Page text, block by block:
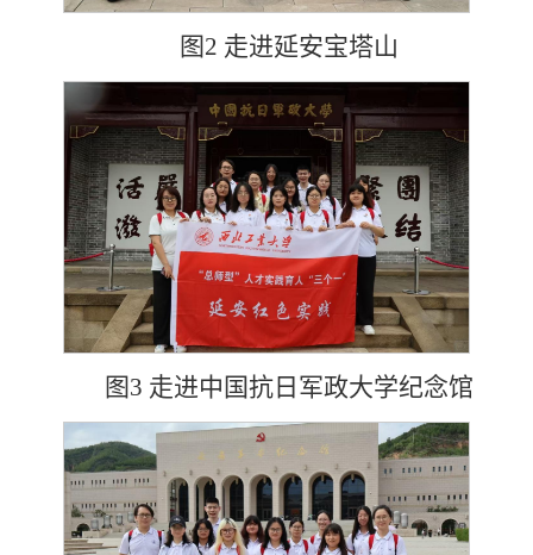
图2 走进延安宝塔山
图3 走进中国抗日军政大学纪念馆